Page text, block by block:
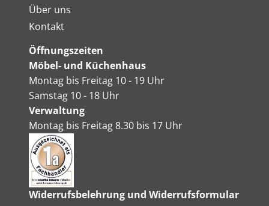
Über uns
Kontakt
Öffnungszeiten
Möbel- und Küchenhaus
Montag bis Freitag 10 - 19 Uhr
Samstag 10 - 18 Uhr
Verwaltung
Montag bis Freitag 8.30 bis 17 Uhr
Widerrufsbelehrung und Widerrufsformular